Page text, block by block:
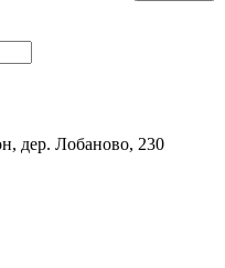
дер. Лобаново, 230